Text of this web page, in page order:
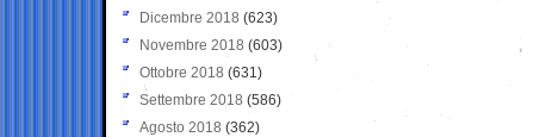
Dicembre 2018 (623)
Novembre 2018 (603)
Ottobre 2018 (631)
Settembre 2018 (586)
Agosto 2018 (362)